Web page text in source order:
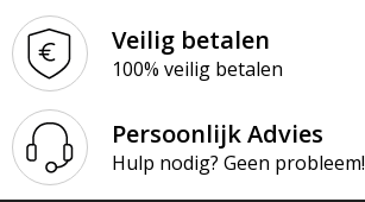
Veilig betalen
100% veilig betalen
Persoonlijk Advies
Hulp nodig? Geen probleem!